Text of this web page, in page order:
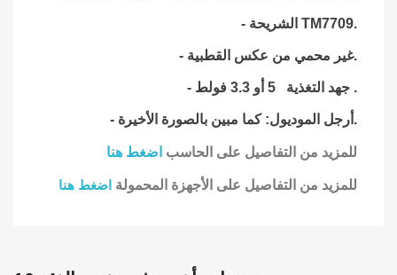
- الشريحة TM7709.
- غير محمي من عكس القطبية.
- جهد التغذية 5 أو 3.3 فولط .
- أرجل الموديول: كما مبين بالصورة الأخيرة.
للمزيد من التفاصيل على الحاسب اضغط هنا
للمزيد من التفاصيل على الأجهزة المحمولة اضغط هنا